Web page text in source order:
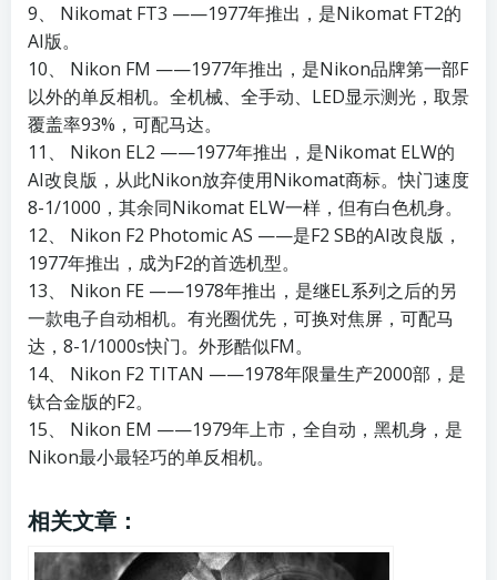
9、 Nikomat FT3 ——1977年推出，是Nikomat FT2的
AI版。
10、 Nikon FM ——1977年推出，是Nikon品牌第一部F
以外的单反相机。全机械、全手动、LED显示测光，取景
覆盖率93%，可配马达。
11、 Nikon EL2 ——1977年推出，是Nikomat ELW的
AI改良版，从此Nikon放弃使用Nikomat商标。快门速度
8-1/1000，其余同Nikomat ELW一样，但有白色机身。
12、 Nikon F2 Photomic AS ——是F2 SB的AI改良版，
1977年推出，成为F2的首选机型。
13、 Nikon FE ——1978年推出，是继EL系列之后的另
一款电子自动相机。有光圈优先，可换对焦屏，可配马
达，8-1/1000s快门。外形酷似FM。
14、 Nikon F2 TITAN ——1978年限量生产2000部，是
钛合金版的F2。
15、 Nikon EM ——1979年上市，全自动，黑机身，是
Nikon最小最轻巧的单反相机。
相关文章：